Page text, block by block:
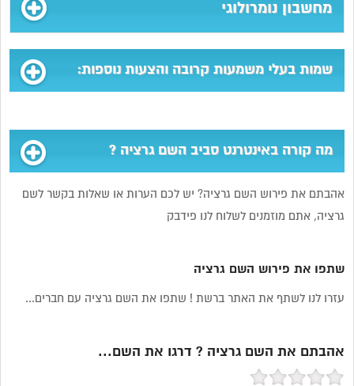
מחשבון נומרולוגי
שמות בעלי משמעות קרובה והצעות נוספות:
מה קורה באינטרנט סביב השם גרציה ?
אהבתם את פירוש השם גרציה? יש לכם הערות או שאלות בקשר לשם
גרציה, אתם מוזמנים לשלוח לנו פידבק
שתפו את פירוש השם גרציה
עזרו לנו לשתף את האתר ברשת ! שתפו את השם גרציה עם חברים...
אהבתם את השם גרציה ? דרגו את השם...